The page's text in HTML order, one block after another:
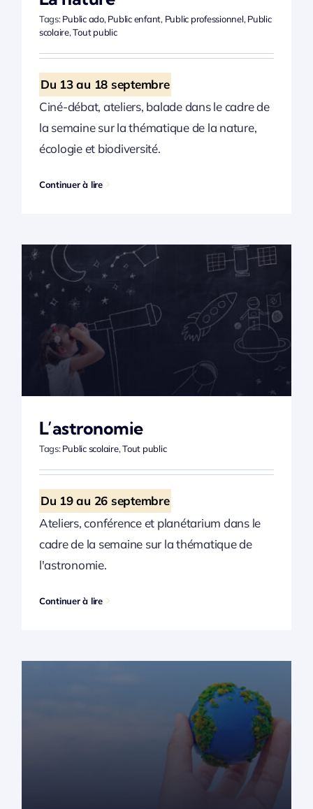
Tags:Public ado, Public enfant, Public professionnel, Public
scolaire,Tout public
Du 13 au 18 septembre
Ciné-débat, ateliers, balade dans le cadre de
la semaine sur la thématique de la nature,
écologie et biodiversité.
Continuer à lire
L’astronomie
Tags:Public scolaire,Tout public
Du 19 au 26 septembre
Ateliers, conférence et planétarium dans le
cadre de la semaine sur la thématique de
l'astronomie.
Continuer à lire